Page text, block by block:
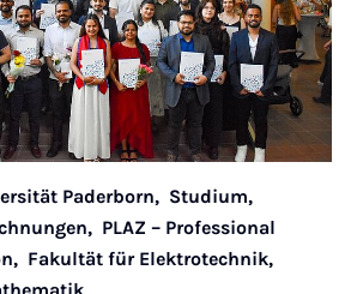
Paderborn, Studium,
PLAZ – Professional
Fakultät für Elektrotechnik,